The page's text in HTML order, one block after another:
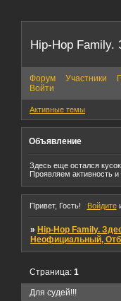
Hip-Hop
Форум Участники
Войти
Активные темы
Объявление
Здесь еще остался
Проявляем активность
Привет, Гость! Войдите
» Hip-Hop Family.
Неофициальный,
Для судей!!!
Страница:1